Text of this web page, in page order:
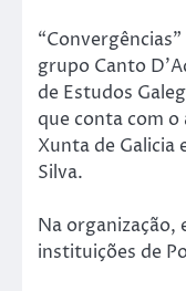
grupo Canto
de Estudos
que conta com
Xunta de Galicia
Silva.
Na organização,
instituições de